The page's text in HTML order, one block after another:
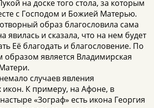
на доске того стола, за которым
с Господом и Божией Матерью.
образ благословила сама
явилась и сказала, что на нем будет
Её благодать и благословение. По
образом является Владимирская
случаев явления
икон. К примеру, на Афоне, в
«Зограф» есть икона Георгия